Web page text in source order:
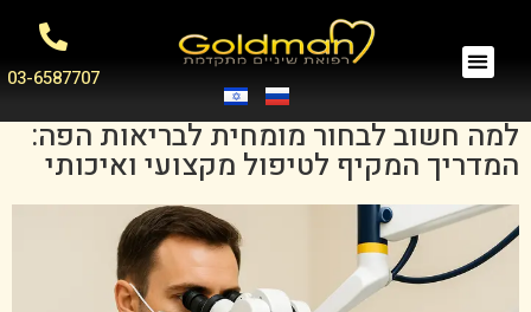
03-6587707
למה חשוב לבחור מומחית לבריאות הפה:
המדריך המקיף לטיפול מקצועי ואיכותי